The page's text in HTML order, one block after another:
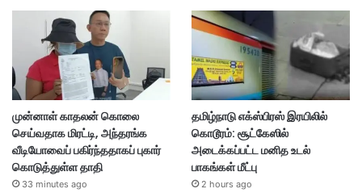
முன்னாள் காதலன் கொலை
செய்வதாக மிரட்டி, அந்தரங்க
வீடியோவைப் பகிர்ந்ததாகப் புகார்
கொடுத்துள்ள தாதி
33 minutes ago
தமிழ்நாடு எக்ஸ்பிரஸ் இரயிலில்
கொடூரம்: சூட்கேஸில்
அடைக்கப்பட்ட மனித உடல்
பாகங்கள் மீட்பு
2 hours ago